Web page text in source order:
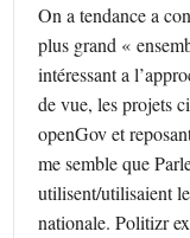
On a tendance a
plus grand «
intéressant a
de vue, les projets
openGov et
me semble que
utilisent/utilisaient
nationale. Politizr